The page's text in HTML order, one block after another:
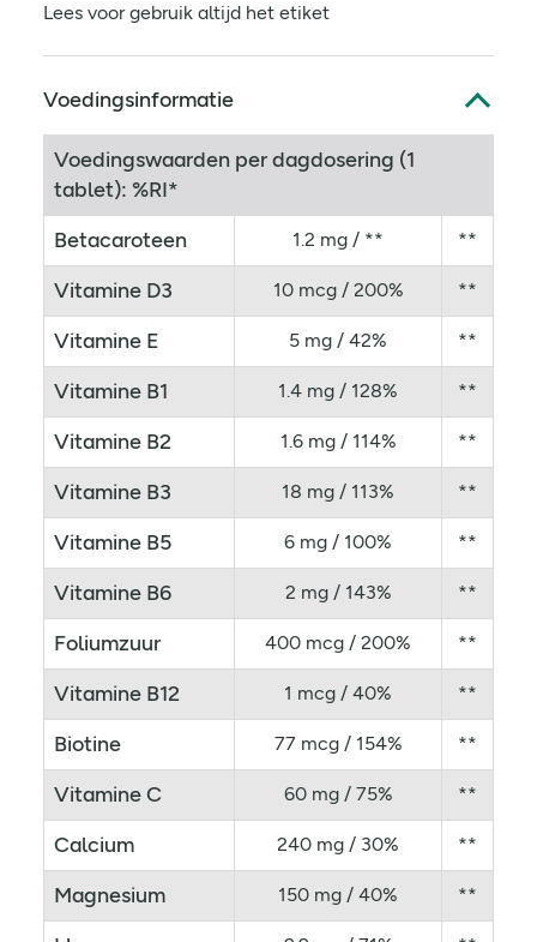
Lees voor gebruik altijd het etiket
Voedingsinformatie
Voedingswaarden per dagdosering (1
tablet): %RI*
Betacaroteen
1.2 mg / ** **
Vitamine D3 10 mcg / 200% **
Vitamine E 5 mg / 42% **
Vitamine B1 1.4 mg / 128% **
Vitamine B2 1.6 mg / 114% **
Vitamine B3 18 mg / 113% **
Vitamine B5 6 mg / 100% **
Vitamine B6 2 mg / 143% **
Foliumzuur 400 mcg / 200% **
Vitamine B12 1 mcg / 40% **
Biotine 77 mcg / 154% **
Vitamine C 60 mg / 75% **
Calcium 240 mg / 30% **
Magnesium 150 mg / 40% **